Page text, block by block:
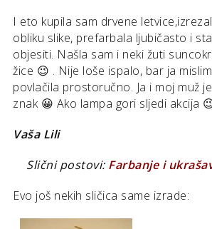
I eto kupila sam drvene
obliku slike, prefarbala ljubičasto i
objesiti. Našla sam i neki žuti
žice 😉 . Nije loše ispalo, bar ja
povlačila prostoručno. Ja i moj muž
znak 😀 Ako lampa gori sljedi akcija
Vaša Lili
Slični postovi: Farbanje i
Evo još nekih sličica same izrade: